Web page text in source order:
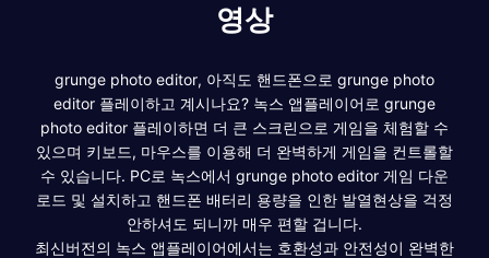
영상
grunge photo editor, 아직도 핸드폰으로 grunge photo
editor 플레이하고 계시나요? 녹스 앱플레이어로 grunge
photo editor 플레이하면 더 큰 스크린으로 게임을 체험할 수
있으며 키보드, 마우스를 이용해 더 완벽하게 게임을 컨트롤할
수 있습니다. PC로 녹스에서 grunge photo editor 게임 다운
로드 및 설치하고 핸드폰 배터리 용량을 인한 발열현상을 걱정
안하셔도 되니까 매우 편할 겁니다.
최신버전의 녹스 앱플레이어에서는 호환성과 안전성이 완벽한